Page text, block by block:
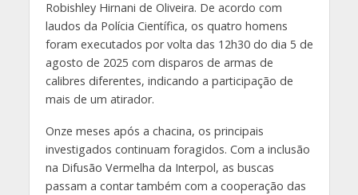
Robishley Hirnani de Oliveira. De acordo com
laudos da Polícia Científica, os quatro homens
foram executados por volta das 12h30 do dia 5 de
agosto de 2025 com disparos de armas de
calibres diferentes, indicando a participação de
mais de um atirador.
Onze meses após a chacina, os principais
investigados continuam foragidos. Com a inclusão
na Difusão Vermelha da Interpol, as buscas
passam a contar também com a cooperação das